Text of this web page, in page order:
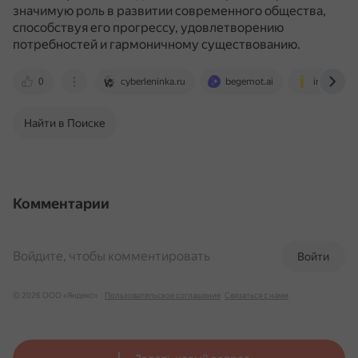
значимую роль в развитии современного общества,
способствуя его прогрессу, удовлетворению
потребностей и гармоничному существованию.
0 cyberleninka.ru begemot.ai
Найти в Поиске
Комментарии
Войти
Войдите, чтобы комментировать
© 2026 ООО «Яндекс» Пользовательское соглашение Связаться с нами